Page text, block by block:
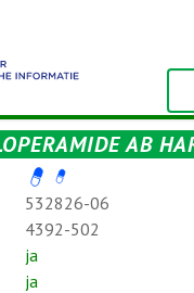
AB
532826-06
4392-502
ja
ja